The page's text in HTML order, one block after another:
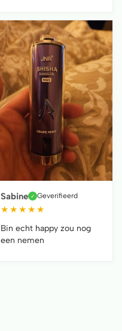
Sabine ✓ Geverifieerd
★ ★ ★ ★ ★
Bin echt happy zou nog
een nemen